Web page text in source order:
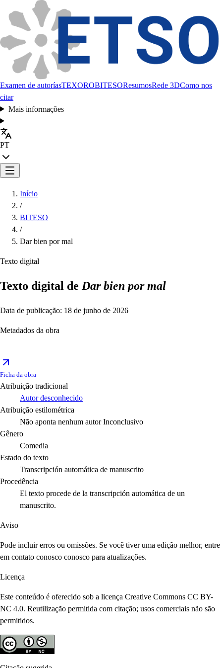
Examen de autoríasTEXOROBITESOResumosRede 3DComo nos
citar
Mais informações
PT
Início
/
BITESO
/
Dar bien por mal
Texto digital
Texto digital de Dar bien por mal
Data de publicação: 18 de junho de 2026
Metadados da obra
Ficha da obra
Atribuição tradicional
Autor desconhecido
Atribuição estilométrica
Não aponta nenhum autor Inconclusivo
Gênero
Comedia
Estado do texto
Transcripción automática de manuscrito
Procedência
El texto procede de la transcripción automática de un
manuscrito.
Aviso
Pode incluir erros ou omissões. Se você tiver uma edição melhor, entre
em contato conosco conosco para atualizações.
Licença
Este conteúdo é oferecido sob a licença Creative Commons CC BY-
NC 4.0. Reutilização permitida com citação; usos comerciais não são
permitidos.